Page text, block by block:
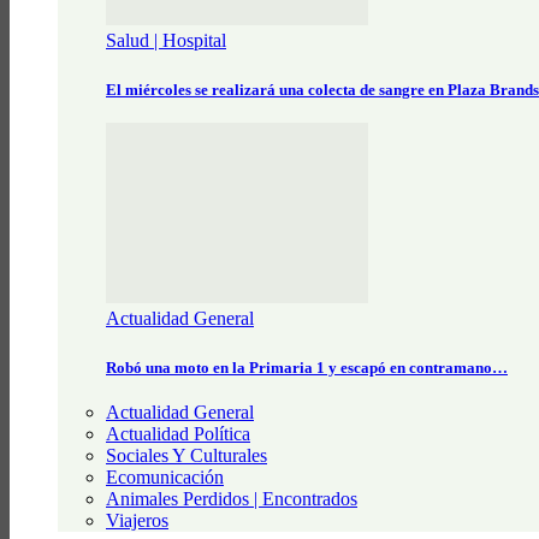
Salud | Hospital
El miércoles se realizará una colecta de sangre en Plaza
Actualidad General
Robó una moto en la Primaria 1 y escapó en contramano…
Actualidad General
Actualidad Política
Sociales Y Culturales
Ecomunicación
Animales Perdidos | Encontrados
Viajeros